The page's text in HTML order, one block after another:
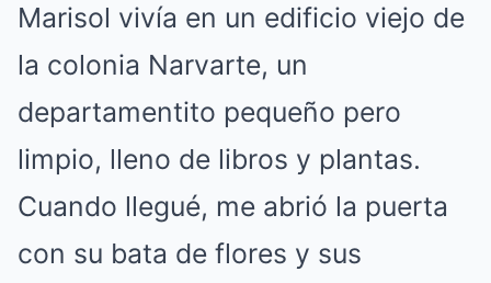
Marisol vivía en un edificio viejo de
la colonia Narvarte, un
departamentito pequeño pero
limpio, lleno de libros y plantas.
Cuando llegué, me abrió la puerta
con su bata de flores y sus